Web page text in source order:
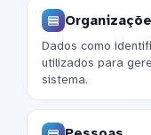
Dados como
utilizados para
sistema.